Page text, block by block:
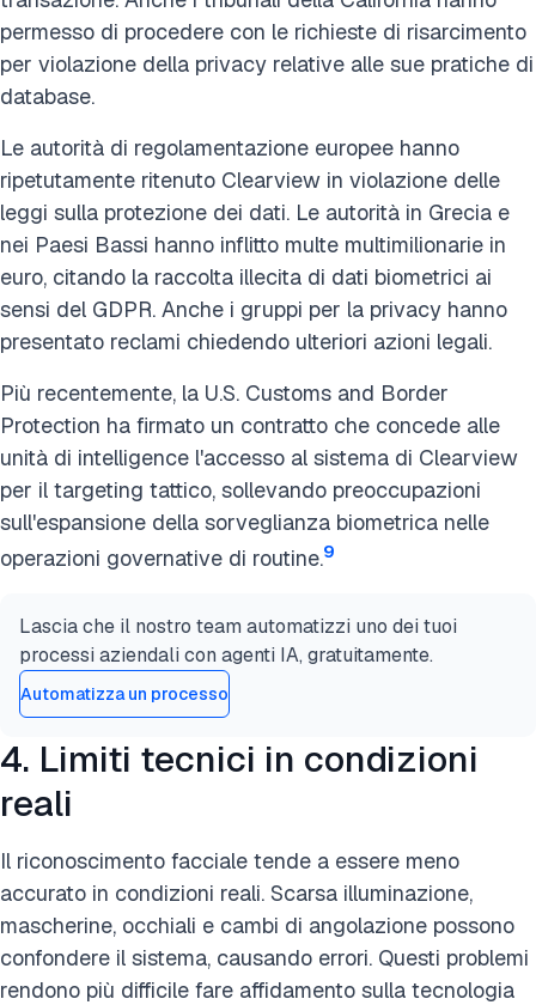
permesso di procedere con le richieste di risarcimento
per violazione della privacy relative alle sue pratiche di
database.
Le autorità di regolamentazione europee hanno
ripetutamente ritenuto Clearview in violazione delle
leggi sulla protezione dei dati. Le autorità in Grecia e
nei Paesi Bassi hanno inflitto multe multimilionarie in
euro, citando la raccolta illecita di dati biometrici ai
sensi del GDPR. Anche i gruppi per la privacy hanno
presentato reclami chiedendo ulteriori azioni legali.
Più recentemente, la U.S. Customs and Border
Protection ha firmato un contratto che concede alle
unità di intelligence l'accesso al sistema di Clearview
per il targeting tattico, sollevando preoccupazioni
sull'espansione della sorveglianza biometrica nelle
operazioni governative di routine.9
Lascia che il nostro team automatizzi uno dei tuoi
processi aziendali con agenti IA, gratuitamente.
Automatizza un processo
4. Limiti tecnici in condizioni
reali
Il riconoscimento facciale tende a essere meno
accurato in condizioni reali. Scarsa illuminazione,
mascherine, occhiali e cambi di angolazione possono
confondere il sistema, causando errori. Questi problemi
rendono più difficile fare affidamento sulla tecnologia